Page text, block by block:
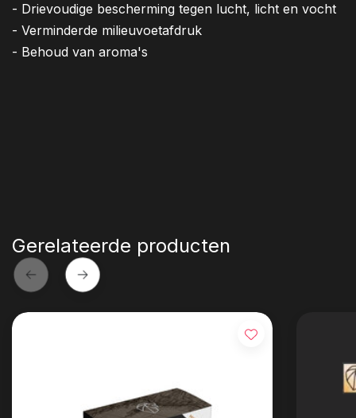
- Drievoudige bescherming tegen lucht, licht en vocht
- Verminderde milieuvoetafdruk
- Behoud van aroma's
Gerelateerde producten